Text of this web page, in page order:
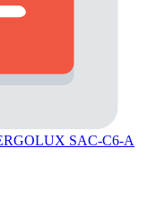
SAC-C6-A